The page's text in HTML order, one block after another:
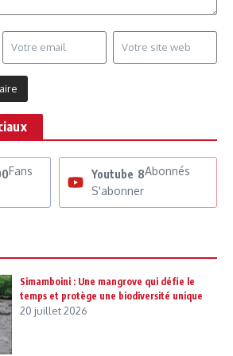
Fans
Youtube 8Abonnés
S'abonner
Simamboini : Une mangrove qui défie le
temps et protège une biodiversité unique
20 juillet 2026